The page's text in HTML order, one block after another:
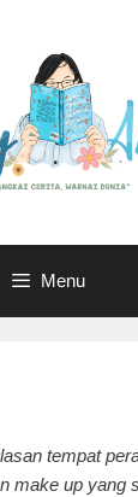
Menu
tempat
make up yang